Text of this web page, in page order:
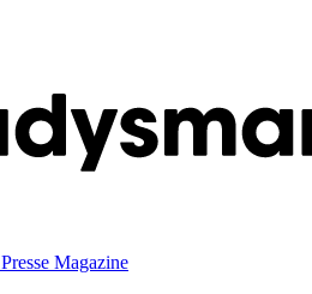
Presse Magazine